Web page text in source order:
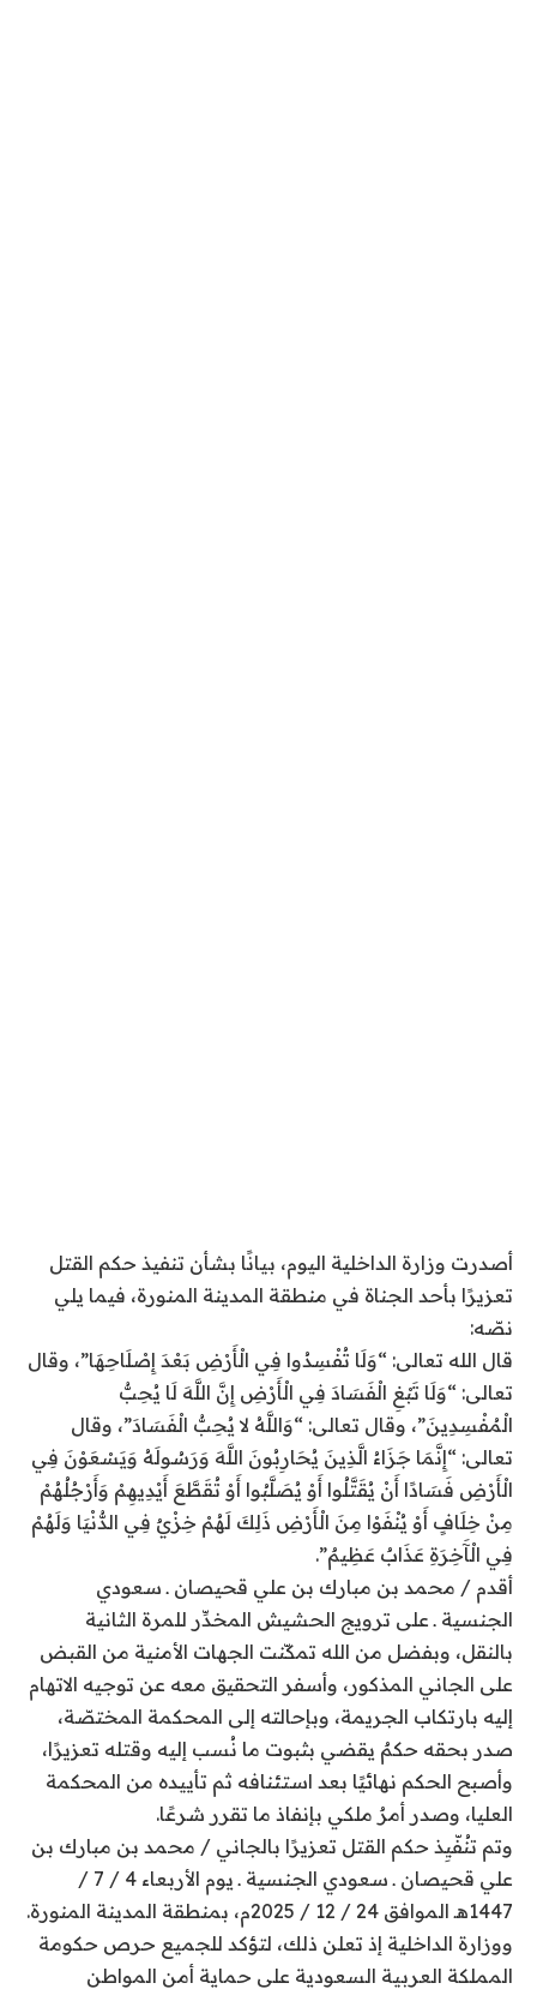
أصدرت وزارة الداخلية اليوم، بيانًا بشأن تنفيذ حكم القتل
تعزيرًا بأحد الجناة في منطقة المدينة المنورة، فيما يلي
نصّه:
قال الله تعالى: “وَلَا تُفْسِدُوا فِي الْأَرْضِ بَعْدَ إِصْلَاحِهَا”، وقال
تعالى: “وَلَا تَبْغِ الْفَسَادَ فِي الْأَرْضِ إِنَّ اللَّهَ لَا يُحِبُّ
الْمُفْسِدِينَ”، وقال تعالى: “وَاللَّهُ لا يُحِبُّ الْفَسَادَ”، وقال
تعالى: “إِنَّمَا جَزَاءُ الَّذِينَ يُحَارِبُونَ اللَّهَ وَرَسُولَهُ وَيَسْعَوْنَ فِي
الْأَرْضِ فَسَادًا أَنْ يُقَتَّلُوا أَوْ يُصَلَّبُوا أَوْ تُقَطَّعَ أَيْدِيهِمْ وَأَرْجُلُهُمْ
مِنْ خِلَافٍ أَوْ يُنْفَوْا مِنَ الْأَرْضِ ذَلِكَ لَهُمْ خِزْيٌ فِي الدُّنْيَا وَلَهُمْ
فِي الْآَخِرَةِ عَذَابٌ عَظِيمٌ”.
أقدم / محمد بن مبارك بن علي قحيصان ـ سعودي
الجنسية ـ على ترويج الحشيش المخدِّر للمرة الثانية
بالنقل، وبفضل من الله تمكّنت الجهات الأمنية من القبض
على الجاني المذكور، وأسفر التحقيق معه عن توجيه الاتهام
إليه بارتكاب الجريمة، وبإحالته إلى المحكمة المختصّة،
صدر بحقه حكمٌ يقضي بثبوت ما نُسب إليه وقتله تعزيرًا،
وأصبح الحكم نهائيًا بعد استئنافه ثم تأييده من المحكمة
العليا، وصدر أمرٌ ملكي بإنفاذ ما تقرر شرعًا.
وتم تنُفّيِذ حكم القتل تعزيرًا بالجاني / محمد بن مبارك بن
علي قحيصان ـ سعودي الجنسية ـ يوم الأربعاء 4 / 7 /
1447هـ الموافق 24 / 12 / 2025م، بمنطقة المدينة المنورة.
ووزارة الداخلية إذ تعلن ذلك، لتؤكد للجميع حرص حكومة
المملكة العربية السعودية على حماية أمن المواطن